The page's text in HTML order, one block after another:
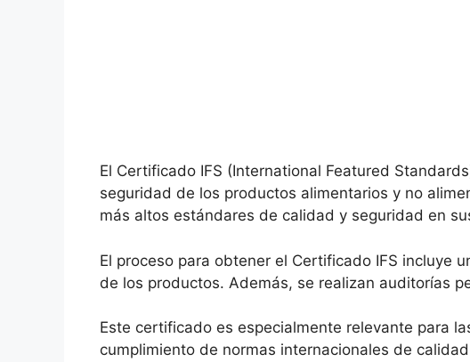
El Certificado IFS (International Featured
seguridad de los productos alimentarios y no
más altos estándares de calidad y seguridad en
El proceso para obtener el Certificado IFS incluye
de los productos. Además, se realizan auditorías
Este certificado es especialmente relevante para
cumplimiento de normas internacionales de